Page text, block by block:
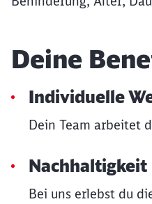
Deine
Individuelle
Dein Team arbeitet
Nachhaltigkeit
Bei uns erlebst du